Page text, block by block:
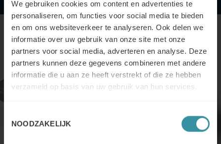
We gebruiken cookies om content en advertenties te
personaliseren, om functies voor social media te bieden
en om ons websiteverkeer te analyseren. Ook delen we
informatie over uw gebruik van onze site met onze
partners voor social media, adverteren en analyse. Deze
partners kunnen deze gegevens combineren met andere
informatie die u aan ze heeft verstrekt of die ze hebben
verzameld op basis van uw gebruik van hun services.
NOODZAKELIJK